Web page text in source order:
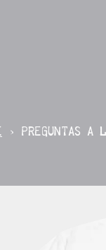
› PREGUNTAS A
INFORMATION